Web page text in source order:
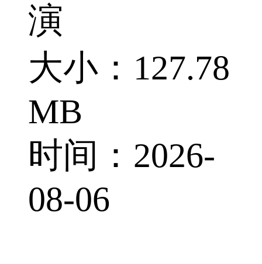
演
大小：127.78
MB
时间：2026-
08-06